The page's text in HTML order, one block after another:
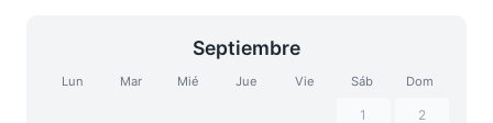
Septiembre
Lun Mar Mié Jue Vie Sáb Dom
1 2